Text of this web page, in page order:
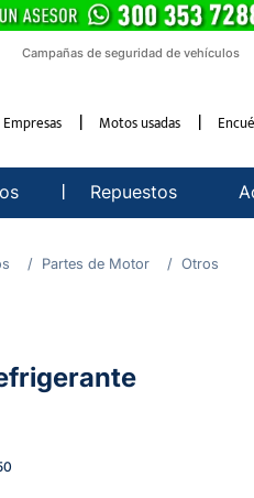
Campañas de seguridad de vehículos
Empresas Motos usadas
Repuestos
Partes de Motor Otros